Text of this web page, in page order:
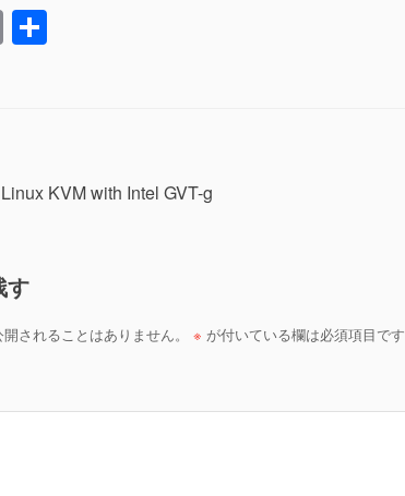
E
m
KVM with Intel GVT-g
す
されることはありません。 ※ が付いている欄は必須項目です